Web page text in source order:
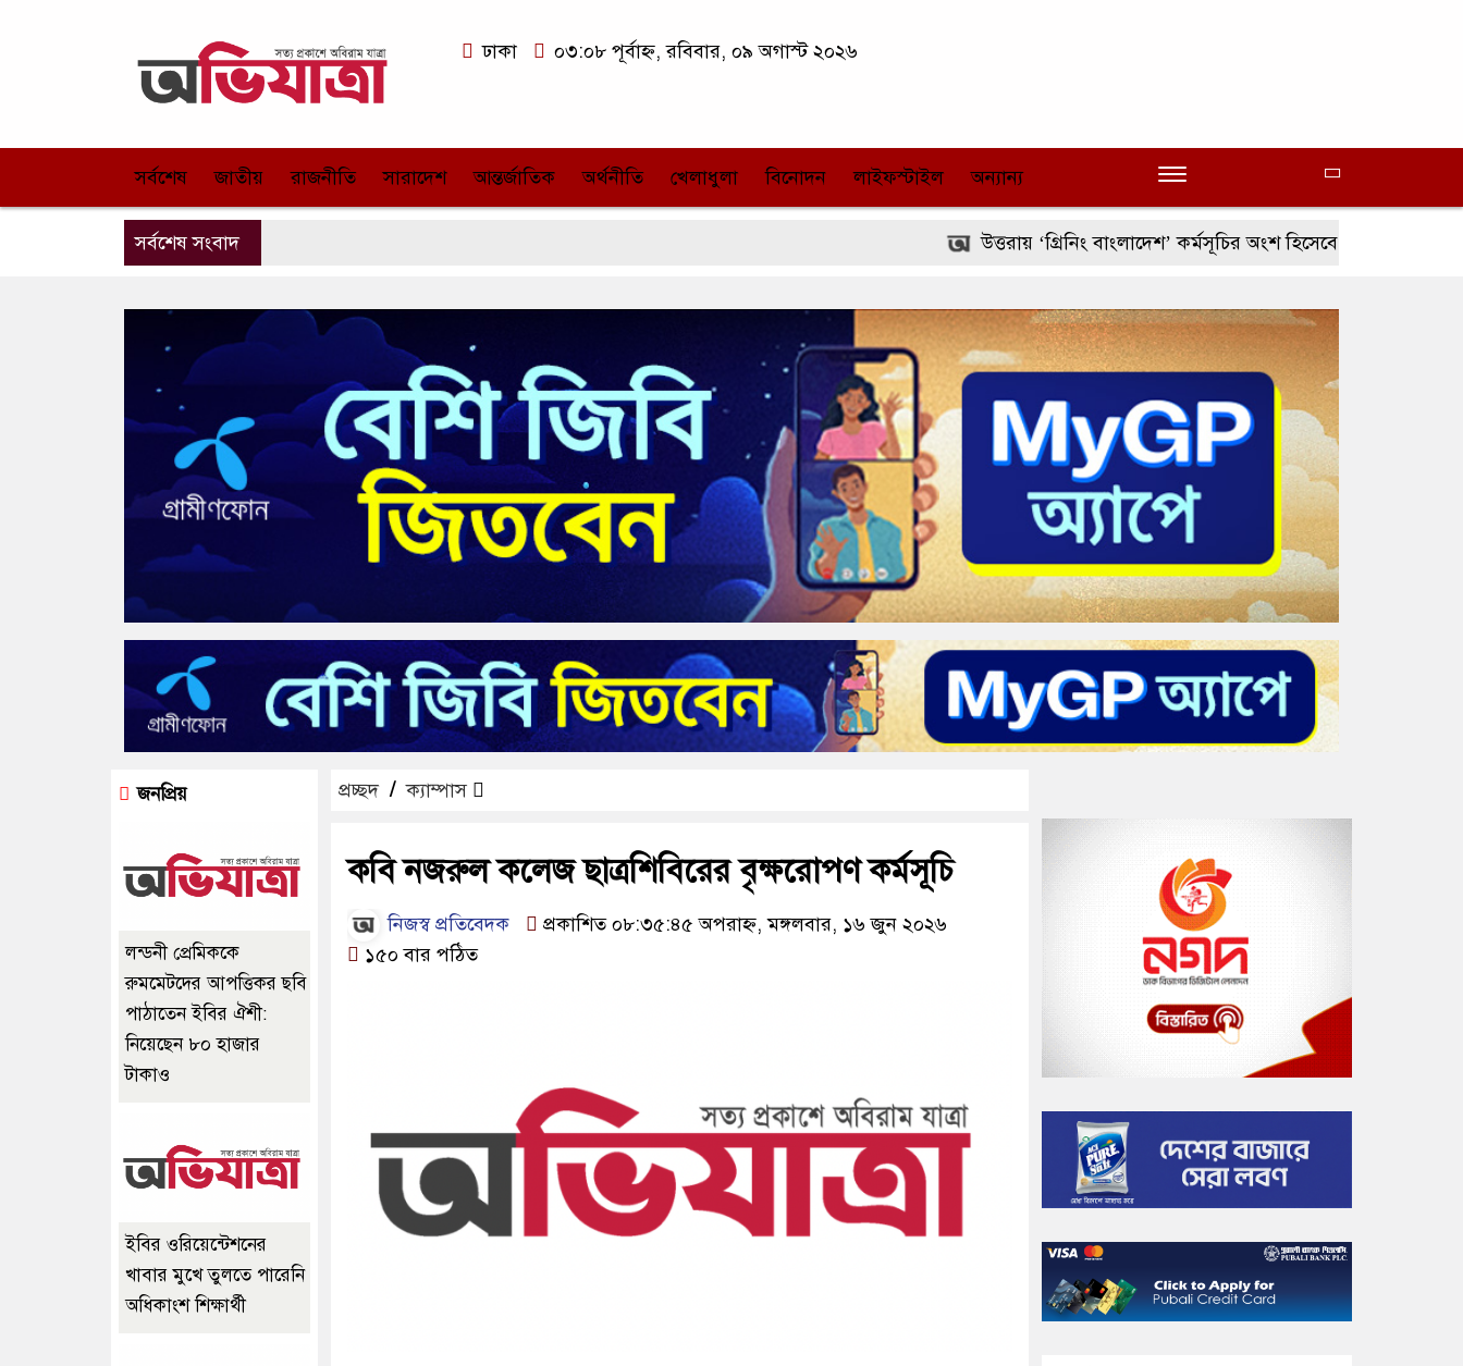
ঢাকা ০৩:০৮ পূর্বাহ্ন, রবিবার, ০৯ অগাস্ট ২০২৬
সর্বশেষ জাতীয় রাজনীতি সারাদেশ আন্তর্জাতিক অর্থনীতি খেলাধুলা বিনোদন লাইফস্টাইল অন্যান্য
সর্বশেষ সংবাদ উত্তরায় ‘গ্রিনিং বাংলাদেশ’ কর্মসূচির অংশ হিসেবে ইবিয়ান ক্লাবের বৃক্ষরোপণ
প্রচ্ছদ/ক্যাম্পাস
কবি নজরুল কলেজ ছাত্রশিবিরের বৃক্ষরোপণ কর্মসূচি
নিজস্ব প্রতিবেদক
প্রকাশিত ০৮:৩৫:৪৫ অপরাহ্ন, মঙ্গলবার, ১৬ জুন ২০২৬
১৫০ বার পঠিত
জনপ্রিয়
লন্ডনী প্রেমিককে
রুমমেটদের আপত্তিকর ছবি
পাঠাতেন ইবির ঐশী:
নিয়েছেন ৮০ হাজার
টাকাও
ইবির ওরিয়েন্টেশনের
খাবার মুখে তুলতে পারেনি
অধিকাংশ শিক্ষার্থী